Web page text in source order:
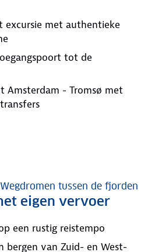
excursie met authentieke
tot de
Amsterdam - Tromsø met
tussen de fjorden
eigen vervoer
een rustig reistempo
bergen van Zuid- en West-